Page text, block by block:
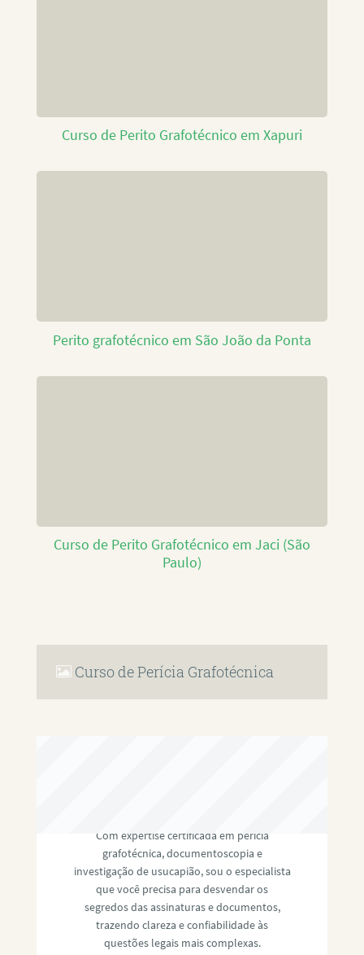
Curso de Perito Grafotécnico em Xapuri
Perito grafotécnico em São João da Ponta
Curso de Perito Grafotécnico em Jaci (São
Paulo)
Curso de Perícia Grafotécnica
Com expertise certificada em perícia
grafotécnica, documentoscopia e
investigação de usucapião, sou o especialista
que você precisa para desvendar os
segredos das assinaturas e documentos,
trazendo clareza e confiabilidade às
questões legais mais complexas.